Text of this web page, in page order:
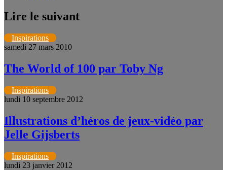
Lire le suivant
Inspirations
samedi 27 mars 2010
The World of 100 par Toby Ng
Inspirations
lundi 10 septembre 2012
Illustrations d’héros de jeux-vidéo par
Jelle Gijsberts
Inspirations
lundi 23 janvier 2012